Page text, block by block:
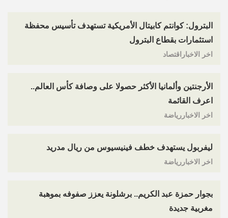
البترول: كوانتم كابيتال الأمريكية تستهدف تأسيس محفظة
استثمارات بقطاع البترول
اخر الاخباراقتصاد
الأرجنتين وألمانيا الأكثر حصولا على وصافة كأس العالم..
اعرف القائمة
اخر الاخباررياضة
ليفربول يستهدف خطف فينيسيوس من ريال مدريد
اخر الاخباررياضة
بجوار حمزة عبد الكريم.. برشلونة يعزز صفوفه بموهبة
مغربية جديدة